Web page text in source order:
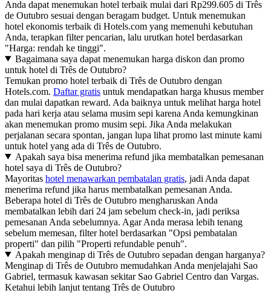
Anda dapat menemukan hotel terbaik mulai dari Rp299.605 di Três
de Outubro sesuai dengan beragam budget. Untuk menemukan
hotel ekonomis terbaik di Hotels.com yang memenuhi kebutuhan
Anda, terapkan filter pencarian, lalu urutkan hotel berdasarkan
"Harga: rendah ke tinggi".
Bagaimana saya dapat menemukan harga diskon dan promo
untuk hotel di Três de Outubro?
Temukan promo hotel terbaik di Três de Outubro dengan
Hotels.com. Daftar gratis untuk mendapatkan harga khusus member
dan mulai dapatkan reward. Ada baiknya untuk melihat harga hotel
pada hari kerja atau selama musim sepi karena Anda kemungkinan
akan menemukan promo musim sepi. Jika Anda melakukan
perjalanan secara spontan, jangan lupa lihat promo last minute kami
untuk hotel yang ada di Três de Outubro.
Apakah saya bisa menerima refund jika membatalkan pemesanan
hotel saya di Três de Outubro?
Mayoritas hotel menawarkan pembatalan gratis, jadi Anda dapat
menerima refund jika harus membatalkan pemesanan Anda.
Beberapa hotel di Três de Outubro mengharuskan Anda
membatalkan lebih dari 24 jam sebelum check-in, jadi periksa
pemesanan Anda sebelumnya. Agar Anda merasa lebih tenang
sebelum memesan, filter hotel berdasarkan "Opsi pembatalan
properti" dan pilih "Properti refundable penuh".
Apakah menginap di Três de Outubro sepadan dengan harganya?
Menginap di Três de Outubro memudahkan Anda menjelajahi Sao
Gabriel, termasuk kawasan sekitar Sao Gabriel Centro dan Vargas.
Ketahui lebih lanjut tentang Três de Outubro